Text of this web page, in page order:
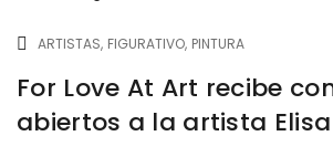
ARTISTAS FIGURATIVO PINTURA
For Love At Art recibe
abiertos a la artista